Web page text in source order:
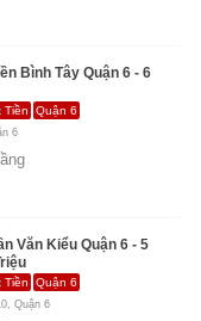
Bình Tây Quận 6 - 6
Tiền Quận 6
6
Văn Kiểu Quận 6 - 5
Tiền Quận 6
Quận 6